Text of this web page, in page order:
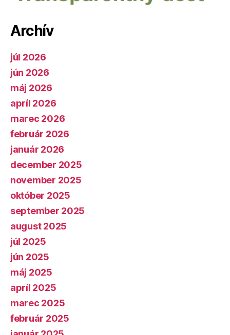
Archív
júl 2026
jún 2026
máj 2026
apríl 2026
marec 2026
február 2026
január 2026
december 2025
november 2025
október 2025
september 2025
august 2025
júl 2025
jún 2025
máj 2025
apríl 2025
marec 2025
február 2025